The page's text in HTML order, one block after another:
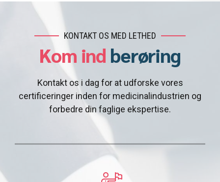
KONTAKT OS MED LETHED
Kom ind berøring
Kontakt os i dag for at udforske vores
certificeringer inden for medicinalindustrien og
forbedre din faglige ekspertise.